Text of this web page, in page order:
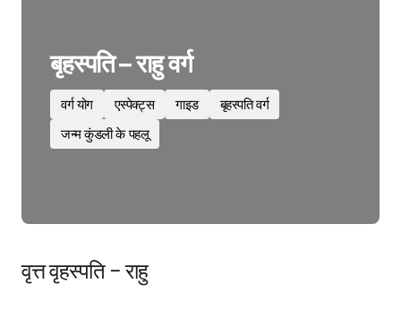
बृहस्पति – राहु वर्ग
वर्ग योग एस्पेक्ट्स गाइड
बृहस्पति वर्ग
जन्म कुंडली के पहलू
वृत्त वृहस्पति – राहु